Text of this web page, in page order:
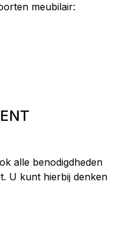
meubilair:
alle benodigdheden
U kunt hierbij denken